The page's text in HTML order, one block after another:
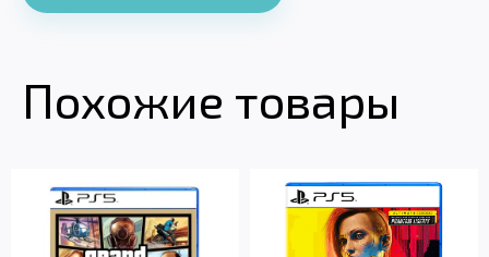
Похожие товары